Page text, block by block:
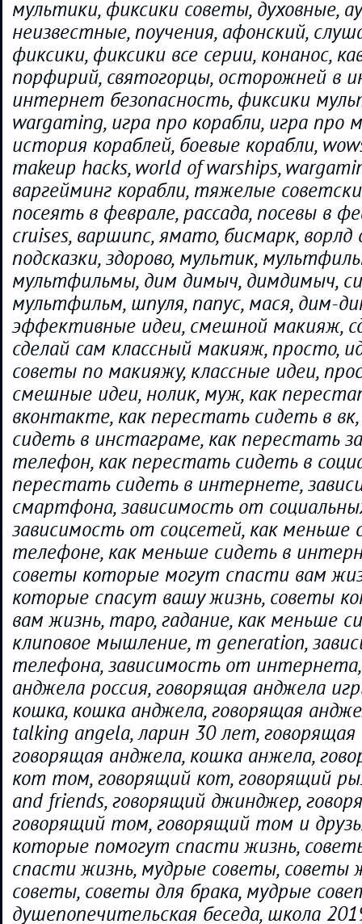
мультики, фиксики советы, духовные,
неизвестные, поучения, афонский,
фиксики, фиксики все серии, конанос,
порфирий, святогорцы, осторожней в
интернет безопасность, фиксики
wargaming, игра про корабли, игра про
история кораблей, боевые корабли,
makeup hacks, world of warships,
варгейминг корабли, тяжелые
посеять в феврале, рассада, посевы в
cruises, варшипс, ямато, бисмарк,
подсказки, здорово, мультик,
мультфильмы, дим димыч, димдимыч,
мультфильм, шпуля, папус, мася, дим-
эффективные идеи, смешной макияж,
сделай сам классный макияж, просто,
советы по макияжу, классные идеи,
смешные идеи, нолик, муж, как
вконтакте, как перестать сидеть в
сидеть в инстаграме, как перестать
телефон, как перестать сидеть в
перестать сидеть в интернете,
смартфона, зависимость от
зависимость от соцсетей, как меньше
телефоне, как меньше сидеть в
советы которые могут спасти вам
которые спасут вашу жизнь, советы
вам жизнь, таро, гадание, как меньше
клиповое мышление, m generation,
телефона, зависимость от
анджела россия, говорящая анджела
кошка, кошка анджела, говорящая
talking angela, ларин 30 лет,
говорящая анджела, кошка анжела,
кот том, говорящий кот, говорящий
and friends, говорящий джинджер,
говорящий том, говорящий том и
которые помогут спасти жизнь,
спасти жизнь, мудрые советы, советы
советы, советы для брака, мудрые
душепопечительская беседа, школа